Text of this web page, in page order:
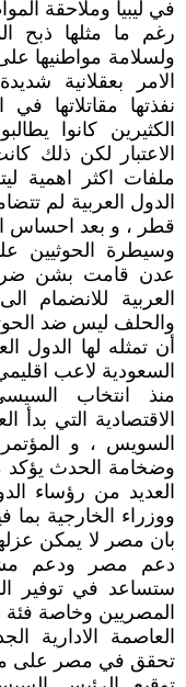
في ليبيا وملاحقة
رغم ما مثلها ذبح
ولسلامة مواطنيها
الامر بعقلانية
نفذتها مقاتلاتها
الكثيرين كانوا
الاعتبار لكن ذلك
ملفات اكثر اهمية
الدول العربية لم
قطر ، و بعد احساس
وسيطرة الحوثيين
عدن قامت بشن
العربية للانضمام
والحلف ليس ضد
أن تمثله لها الدول
السعودية لاعب
منذ انتخاب
الاقتصادية التي
السويس ، و
وضخامة الحدث يؤكد
العديد من رؤساء
ووزراء الخارجية بما
بان مصر لا يمكن
دعم مصر ودعم
ستساعد في توفير
المصريين وخاصة
العاصمة الادارية
تحقق في مصر على